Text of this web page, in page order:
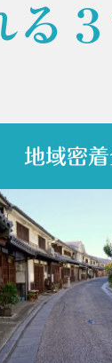
る
地域密